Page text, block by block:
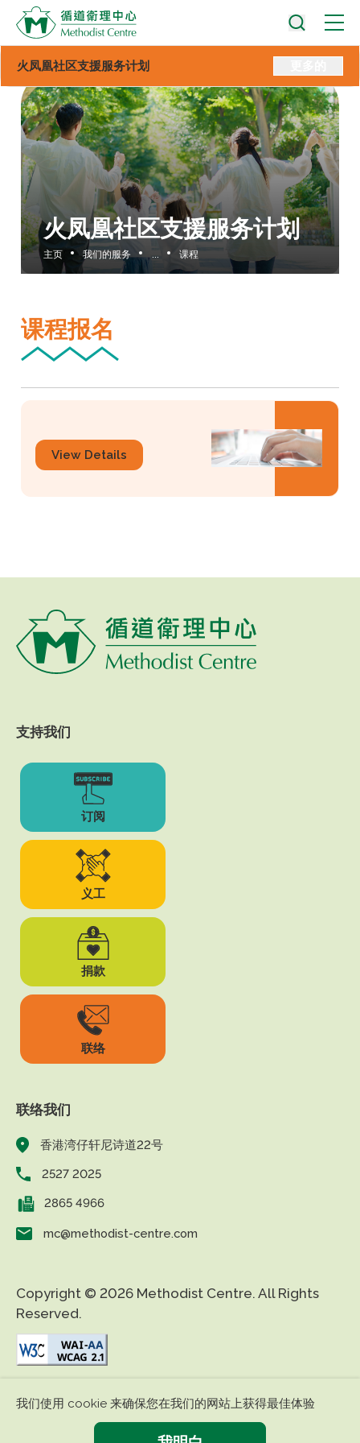
火凤凰社区支援服务计划
主页 我们的服务 课程
火凤凰社区支援服务计划
课程报名
View Details
支持我们
订阅
义工
捐款
联络
联络我们
香港湾仔轩尼诗道22号
2527 2025
2865 4966
mc@methodist-centre.com
Copyright © 2026 Methodist Centre. All Rights
Reserved.
我们使用 cookie 来确保您在我们的网站上获得最佳体验